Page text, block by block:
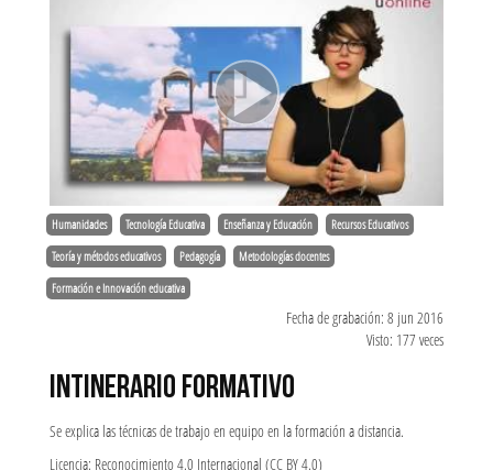
Humanidades Tecnología Educativa Enseñanza y Educación Recursos Educativos
Teoría y métodos educativos Pedagogía Metodologías docentes
Formación e Innovación educativa
Fecha de grabación: 8 jun 2016
Visto: 177 veces
INTINERARIO FORMATIVO
Se explica las técnicas de trabajo en equipo en la formación a distancia.
Licencia: Reconocimiento 4.0 Internacional (CC BY 4.0)